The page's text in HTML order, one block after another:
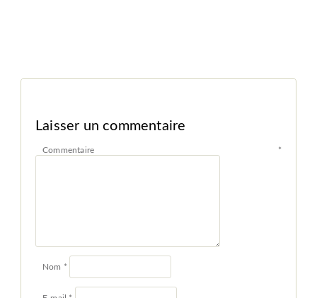
Laisser un commentaire
Commentaire *
Nom *